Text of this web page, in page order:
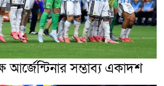
আর্জেন্টিনার সম্ভাব্য একাদশ